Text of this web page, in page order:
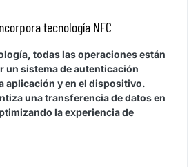
tecnología NFC
todas las operaciones están
un sistema de autenticación
aplicación y en el dispositivo.
una transferencia de datos en
la experiencia de